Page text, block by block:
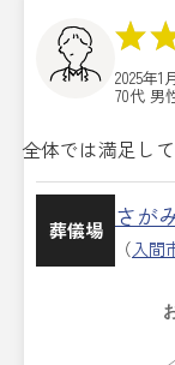
2025年1
70代 男
全体では満足して
葬儀場 さが
（入間